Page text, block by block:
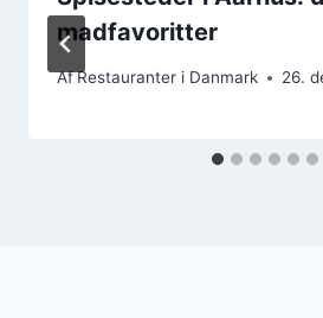
madfavoritter
AfRestauranter i Danmark 26.